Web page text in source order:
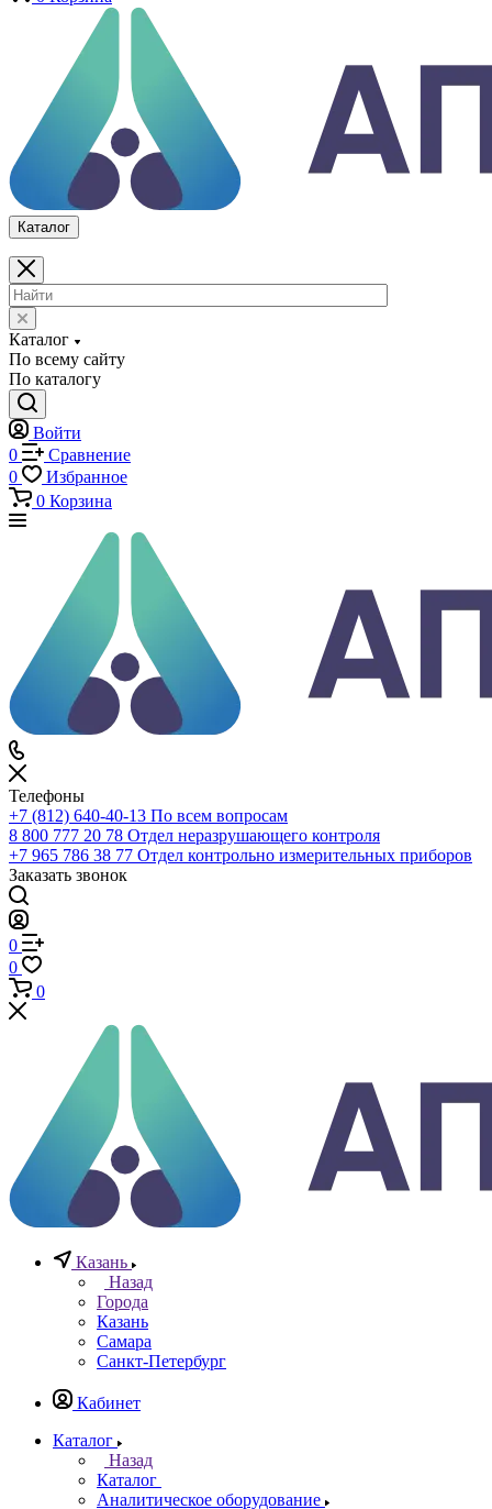
Сравнение
Избранное
Корзина
Каталог
Каталог
По всему сайту
По каталогу
Сравнение
Избранное
Корзина
Телефоны
+7 (812) 640-40-13
8 800 777 20 78
+7 965 786 38 77
Заказать звонок
Казань
Назад
Города
Казань
Самара
Санкт-Петербург
Кабинет